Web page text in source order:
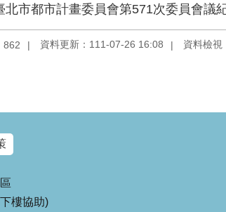
北市都市計畫委員會第571次委員會議
862 資料更新：111-07-26 16:08 資料檢
樓協助)